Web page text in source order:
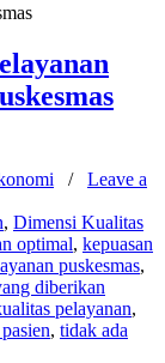
/ Leave a
, Dimensi Kualitas
optimal, kepuasan
puskesmas,
diberikan
pelayanan,
, tidak ada